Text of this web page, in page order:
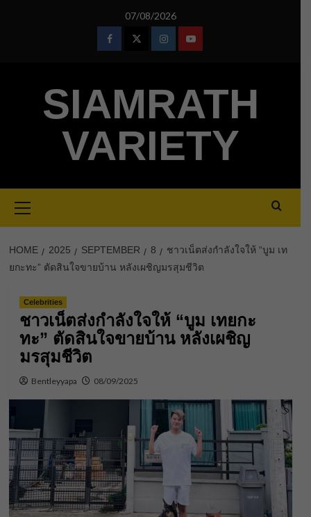
07/08/2026
FacebookTwitterInstagramYoutube
SIAMRATH
VARIETY
Menu
HOME 2025 SEPTEMBER 8
ชาวเน็ตส่งกำลังใจให้ “บูม เท
ยกะทะ” ตัดสินใจขายบ้าน หลังเผชิญมรสุมชีวิต
Celebrities
ชาวเน็ตส่งกำลังใจให้ “บูม เทยกะ
ทะ” ตัดสินใจขายบ้าน หลังเผชิญ
มรสุมชีวิต
Bentleyyapa 08/09/2025